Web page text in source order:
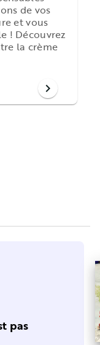
de vos
et vous
! Découvrez
la crème
chevron_right
pas